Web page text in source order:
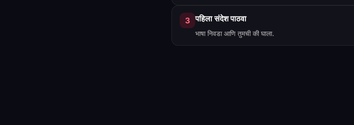
3 पहिला संदेश पाठवा
भाषा निवडा आणि तुमची की घाला.